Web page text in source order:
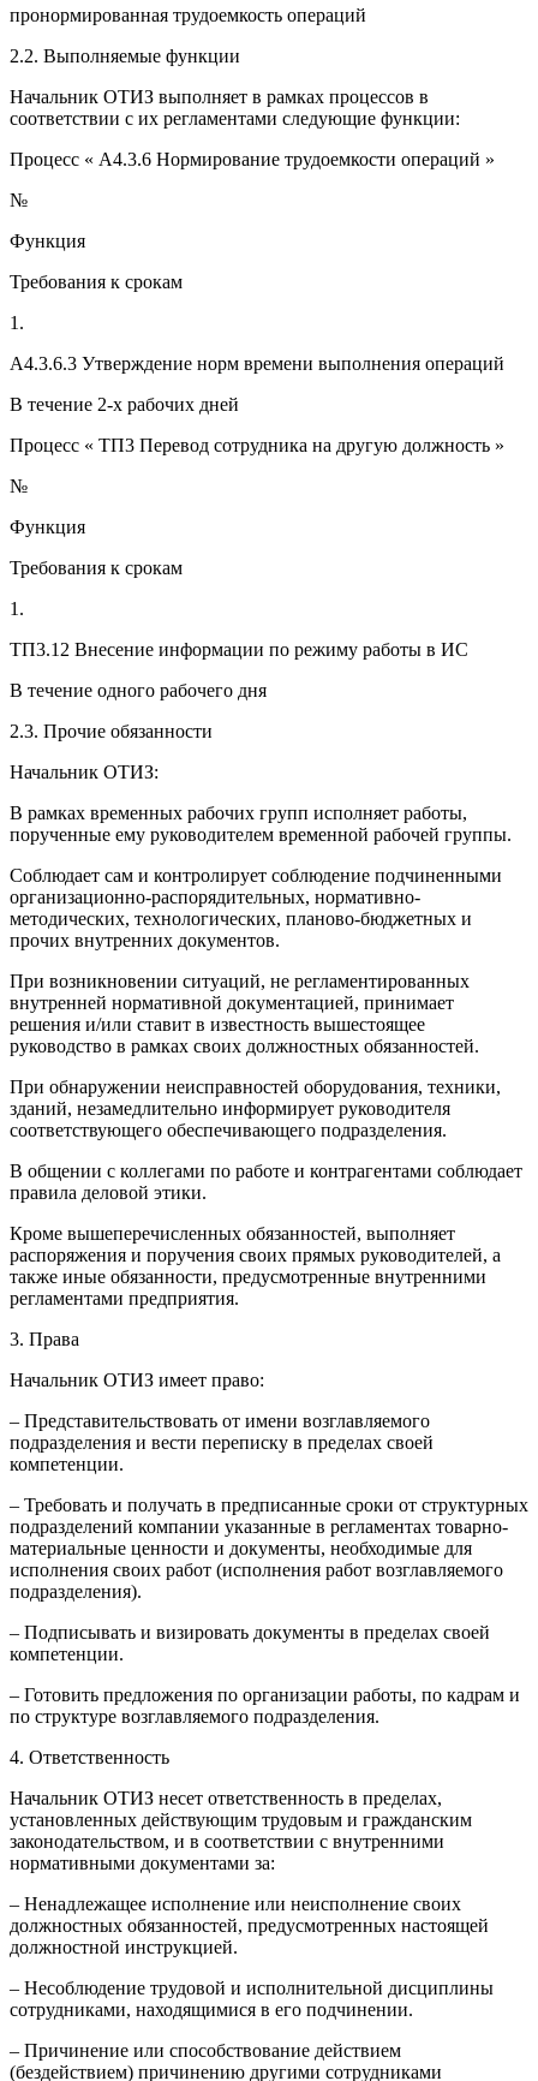
пронормированная трудоемкость операций
2.2. Выполняемые функции
Начальник ОТИЗ выполняет в рамках процессов в
соответствии с их регламентами следующие функции:
Процесс « A4.3.6 Нормирование трудоемкости операций »
№
Функция
Требования к срокам
1.
A4.3.6.3 Утверждение норм времени выполнения операций
В течение 2-х рабочих дней
Процесс « ТП3 Перевод сотрудника на другую должность »
№
Функция
Требования к срокам
1.
ТП3.12 Внесение информации по режиму работы в ИС
В течение одного рабочего дня
2.3. Прочие обязанности
Начальник ОТИЗ:
В рамках временных рабочих групп исполняет работы,
порученные ему руководителем временной рабочей группы.
Соблюдает сам и контролирует соблюдение подчиненными
организационно-распорядительных, нормативно-
методических, технологических, планово-бюджетных и
прочих внутренних документов.
При возникновении ситуаций, не регламентированных
внутренней нормативной документацией, принимает
решения и/или ставит в известность вышестоящее
руководство в рамках своих должностных обязанностей.
При обнаружении неисправностей оборудования, техники,
зданий, незамедлительно информирует руководителя
соответствующего обеспечивающего подразделения.
В общении с коллегами по работе и контрагентами соблюдает
правила деловой этики.
Кроме вышеперечисленных обязанностей, выполняет
распоряжения и поручения своих прямых руководителей, а
также иные обязанности, предусмотренные внутренними
регламентами предприятия.
3. Права
Начальник ОТИЗ имеет право:
– Представительствовать от имени возглавляемого
подразделения и вести переписку в пределах своей
компетенции.
– Требовать и получать в предписанные сроки от структурных
подразделений компании указанные в регламентах товарно-
материальные ценности и документы, необходимые для
исполнения своих работ (исполнения работ возглавляемого
подразделения).
– Подписывать и визировать документы в пределах своей
компетенции.
– Готовить предложения по организации работы, по кадрам и
по структуре возглавляемого подразделения.
4. Ответственность
Начальник ОТИЗ несет ответственность в пределах,
установленных действующим трудовым и гражданским
законодательством, и в соответствии с внутренними
нормативными документами за:
– Ненадлежащее исполнение или неисполнение своих
должностных обязанностей, предусмотренных настоящей
должностной инструкцией.
– Несоблюдение трудовой и исполнительной дисциплины
сотрудниками, находящимися в его подчинении.
– Причинение или способствование действием
(бездействием) причинению другими сотрудниками